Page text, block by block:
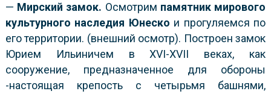
— Мирский замок. Осмотрим памятник мирового
культурного наследия Юнеско и прогуляемся по
его территории. (внешний осмотр). Построен замок
Юрием Ильиничем в XVI-XVII веках, как
сооружение, предназначенное для обороны
-настоящая крепость с четырьмя башнями,